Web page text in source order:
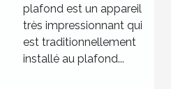
plafond est un appareil
très impressionnant qui
est traditionnellement
installé au plafond...